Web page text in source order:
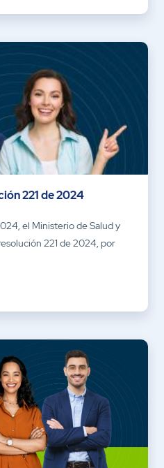
221 de 2024
el Ministerio de Salud y
221 de 2024, por